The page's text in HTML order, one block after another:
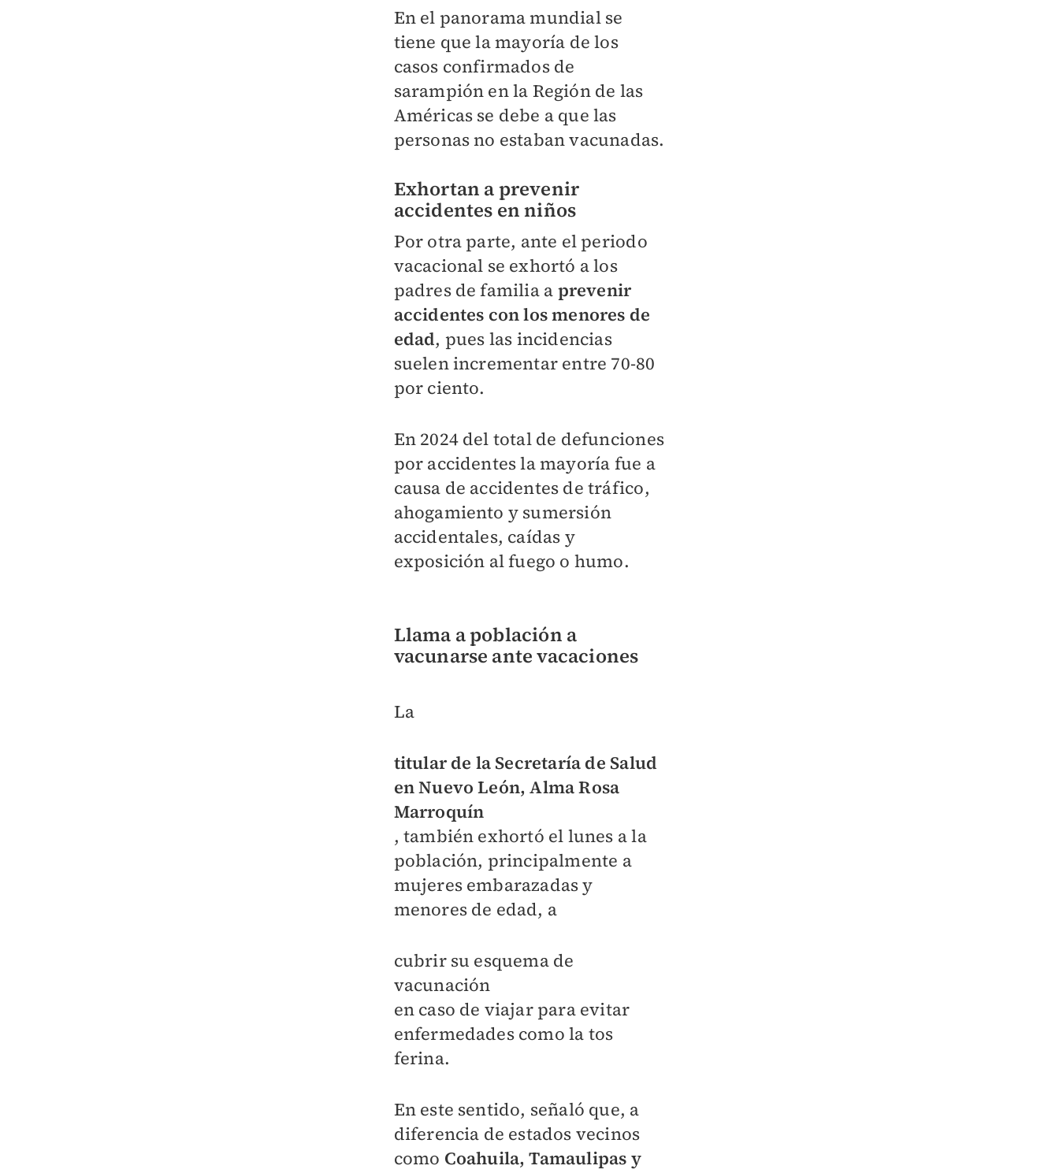
En el panorama mundial se
tiene que la mayoría de los
casos confirmados de
sarampión en la Región de las
Américas se debe a que las
personas no estaban vacunadas.
Exhortan a prevenir
accidentes en niños
Por otra parte, ante el periodo
vacacional se exhortó a los
padres de familia a prevenir
accidentes con los menores de
edad, pues las incidencias
suelen incrementar entre 70-80
por ciento.
En 2024 del total de defunciones
por accidentes la mayoría fue a
causa de accidentes de tráfico,
ahogamiento y sumersión
accidentales, caídas y
exposición al fuego o humo.
Llama a población a
vacunarse ante vacaciones
La
titular de la Secretaría de Salud
en Nuevo León, Alma Rosa
Marroquín
, también exhortó el lunes a la
población, principalmente a
mujeres embarazadas y
menores de edad, a
cubrir su esquema de
vacunación
en caso de viajar para evitar
enfermedades como la tos
ferina.
En este sentido, señaló que, a
diferencia de estados vecinos
como Coahuila, Tamaulipas y